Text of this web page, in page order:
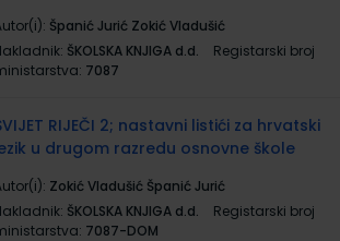
Španić Jurić Zokić Vladušić
ŠKOLSKA KNJIGA d.d.
Registarski broj
7087
RIJEČI 2; nastavni listići za hrvatski
u drugom razredu osnovne škole
Zokić Vladušić Španić Jurić
ŠKOLSKA KNJIGA d.d.
Registarski broj
7087-DOM